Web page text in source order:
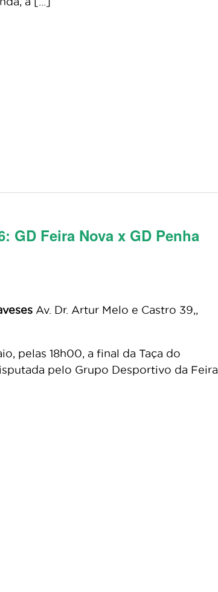
GD Feira Nova x GD Penha
Av. Dr. Artur Melo e Castro 39,,
pelas 18h00, a final da Taça do
pelo Grupo Desportivo da Feira